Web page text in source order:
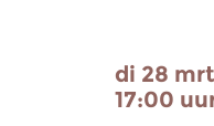
di 28
17:00